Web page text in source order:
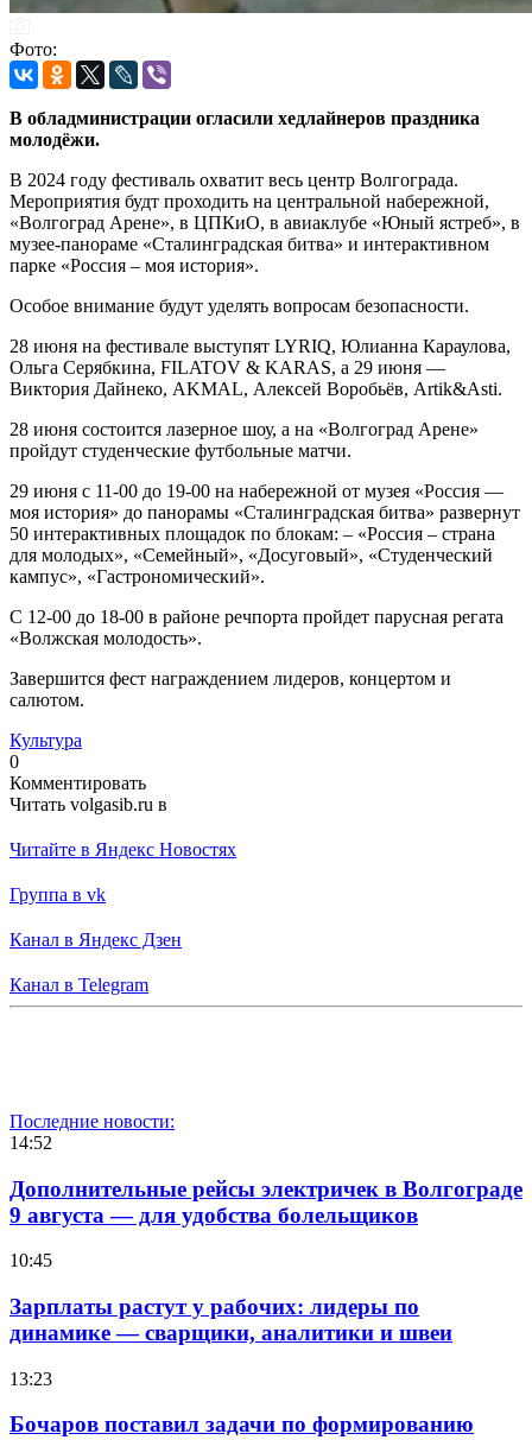
Фото:
В обладминистрации огласили хедлайнеров праздника
молодёжи.
В 2024 году фестиваль охватит весь центр Волгограда.
Мероприятия будт проходить на центральной набережной,
«Волгоград Арене», в ЦПКиО, в авиаклубе «Юный ястреб», в
музее-панораме «Сталинградская битва» и интерактивном
парке «Россия – моя история».
Особое внимание будут уделять вопросам безопасности.
28 июня на фестивале выступят LYRIQ, Юлианна Караулова,
Ольга Серябкина, FILATOV & KARAS, а 29 июня —
Виктория Дайнеко, AKMAL, Алексей Воробьёв, Artik&Asti.
28 июня состоится лазерное шоу, а на «Волгоград Арене»
пройдут студенческие футбольные матчи.
29 июня с 11-00 до 19-00 на набережной от музея «Россия —
моя история» до панорамы «Сталинградская битва» развернут
50 интерактивных площадок по блокам: – «Россия – страна
для молодых», «Семейный», «Досуговый», «Студенческий
кампус», «Гастрономический».
С 12-00 до 18-00 в районе речпорта пройдет парусная регата
«Волжская молодость».
Завершится фест награждением лидеров, концертом и
салютом.
Культура
0
Комментировать
Читать volgasib.ru в
Читайте в Яндекс Новостях
Группа в vk
Канал в Яндекс Дзен
Канал в Telegram
Последние новости:
14:52
Дополнительные рейсы электричек в Волгограде
9 августа — для удобства болельщиков
10:45
Зарплаты растут у рабочих: лидеры по
динамике — сварщики, аналитики и швеи
13:23
Бочаров поставил задачи по формированию